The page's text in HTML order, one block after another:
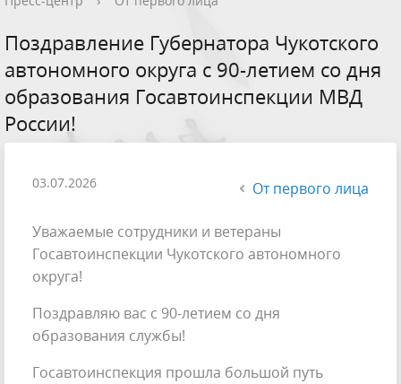
Поздравление Губернатора Чукотского
автономного округа с 90-летием со дня
образования Госавтоинспекции МВД
России!
03.07.2026 От первого лица
Уважаемые сотрудники и ветераны
Госавтоинспекции Чукотского автономного
округа!
Поздравляю вас с 90-летием со дня
образования службы!
Госавтоинспекция прошла большой путь